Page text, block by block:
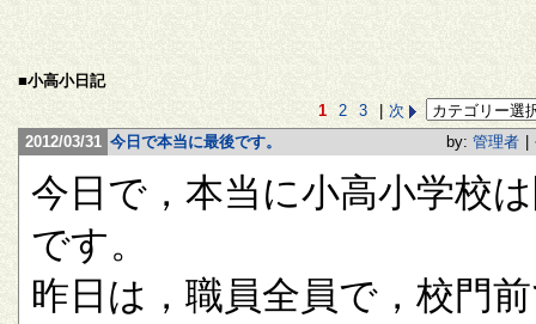
■小高小日記
1
2 3
次
2012/03/31 今日で本当に最後です。 by: 管理者
今日で，本当に小高小学校
です。
昨日は，職員全員で，校門